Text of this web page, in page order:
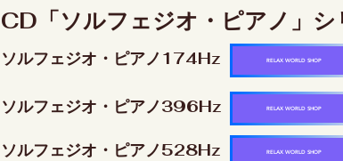
CD「ソルフェジオ・ピアノ」シ
ソルフェジオ・ピアノ174Hz RELAX WORLD SHOP
ソルフェジオ・ピアノ396Hz RELAX WORLD SHOP
ソルフェジオ・ピアノ528Hz RELAX WORLD SHOP